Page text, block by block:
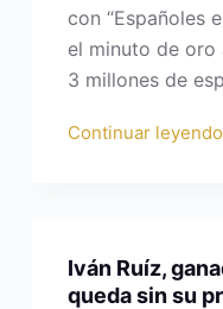
con “Españoles
el minuto de oro
3 millones de
Continuar leyendo
Iván Ruíz,
queda sin su